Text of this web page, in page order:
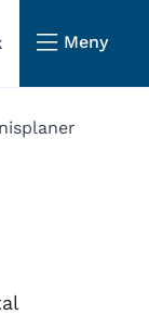
Meny